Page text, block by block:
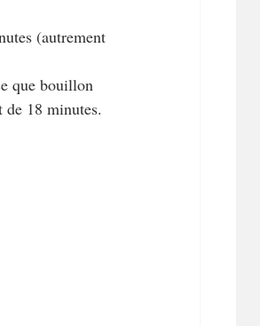
(autrement
que bouillon
18 minutes.